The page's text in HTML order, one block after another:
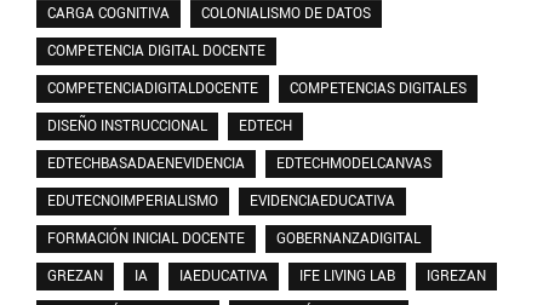
CARGA COGNITIVA
COLONIALISMO DE DATOS
COMPETENCIA DIGITAL DOCENTE
COMPETENCIADIGITALDOCENTE
COMPETENCIAS DIGITALES
DISEÑO INSTRUCCIONAL
EDTECH
EDTECHBASADAENEVIDENCIA
EDTECHMODELCANVAS
EDUTECNOIMPERIALISMO
EVIDENCIAEDUCATIVA
FORMACIÓN INICIAL DOCENTE
GOBERNANZADIGITAL
GREZAN
IA IAEDUCATIVA IFE LIVING LAB
IGREZAN